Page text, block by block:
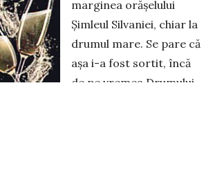
marginea orășelului
Șimleul Silvaniei, chiar la
drumul mare. Se pare că
așa i-a fost sortit, încă
de pe vremea Drumului